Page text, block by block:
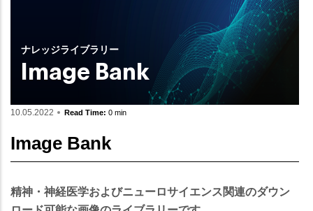
ナレッジライブラリー
Image Bank
10.05.2022 Read Time: 0 min
Image Bank
精神・神経医学およびニューロサイエンス関連のダウン